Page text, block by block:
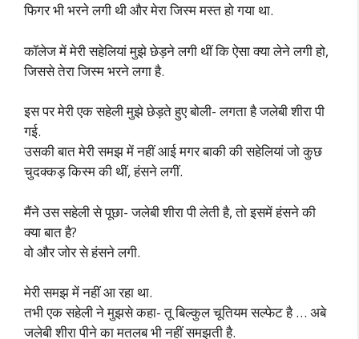
फिगर भी भरने लगी थी और मेरा जिस्म मस्त हो गया था.
कॉलेज में मेरी सहेलियां मुझे छेड़ने लगी थीं कि ऐसा क्या लेने लगी हो,
जिससे तेरा जिस्म भरने लगा है.
इस पर मेरी एक सहेली मुझे छेड़ते हुए बोली- लगता है जलेबी शीरा पी
गई.
उसकी बात मेरी समझ में नहीं आई मगर बाकी की सहेलियां जो कुछ
चुदक्कड़ किस्म की थीं, हंसने लगीं.
मैंने उस सहेली से पूछा- जलेबी शीरा पी लेती है, तो इसमें हंसने की
क्या बात है?
वो और जोर से हंसने लगी.
मेरी समझ में नहीं आ रहा था.
तभी एक सहेली ने मुझसे कहा- तू बिल्कुल चूतियम सल्फेट है … अबे
जलेबी शीरा पीने का मतलब भी नहीं समझती है.